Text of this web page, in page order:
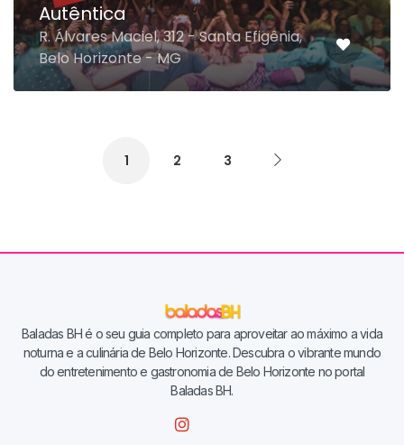
Autêntica
R. Álvares Maciel, 312 - Santa Efigênia,
Belo Horizonte - MG
1 2 3
Baladas BH é o seu guia completo para aproveitar ao máximo a vida
noturna e a culinária de Belo Horizonte. Descubra o vibrante mundo
do entretenimento e gastronomia de Belo Horizonte no portal
Baladas BH.